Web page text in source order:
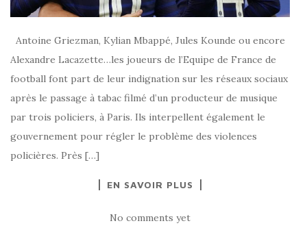
Antoine Griezman, Kylian Mbappé, Jules Kounde ou encore
Alexandre Lacazette…les joueurs de l’Equipe de France de
football font part de leur indignation sur les réseaux sociaux
après le passage à tabac filmé d’un producteur de musique
par trois policiers, à Paris. Ils interpellent également le
gouvernement pour régler le problème des violences
policières. Près […]
EN SAVOIR PLUS
No comments yet